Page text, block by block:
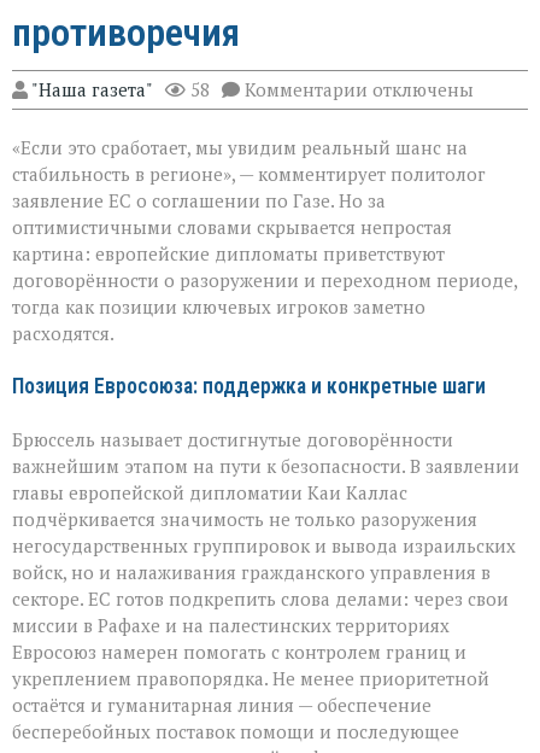
противоречия
"Наша газета" 58 Комментарии к
записи
за
мир
Газе:
надежды
и
противоречия
отключены
«Если это сработает, мы увидим реальный шанс на
стабильность в регионе», — комментирует политолог
заявление ЕС о соглашении по Газе. Но за
оптимистичными словами скрывается непростая
картина: европейские дипломаты приветствуют
договорённости о разоружении и переходном периоде,
тогда как позиции ключевых игроков заметно
расходятся.
Позиция Евросоюза: поддержка и конкретные шаги
Брюссель называет достигнутые договорённости
важнейшим этапом на пути к безопасности. В заявлении
главы европейской дипломатии Каи Каллас
подчёркивается значимость не только разоружения
негосударственных группировок и вывода израильских
войск, но и налаживания гражданского управления в
секторе. ЕС готов подкрепить слова делами: через свои
миссии в Рафахе и на палестинских территориях
Евросоюз намерен помогать с контролем границ и
укреплением правопорядка. Не менее приоритетной
остаётся и гуманитарная линия — обеспечение
бесперебойных поставок помощи и последующее